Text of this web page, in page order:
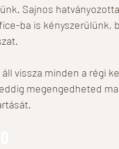
Sajnos
ba is
vissza minden a régi
megengedheted